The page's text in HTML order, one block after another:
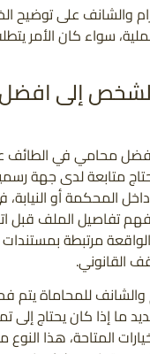
والشانف على توضيح
سواء كان الأمر
إلى
محامي في الطائف
متابعة لدى جهة
داخل المحكمة أو
تفاصيل الملف قبل
مرتبطة
القانوني.
والشانف للمحاماة
ما إذا كان يحتاج إلى
المتاحة، هذا